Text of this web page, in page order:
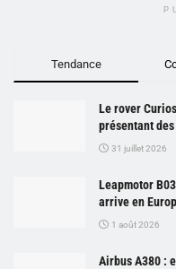
Tendance
Le rover
présentant
31 juillet 2026
Leapmotor
arrive en
1 août 2026
Airbus A380 :